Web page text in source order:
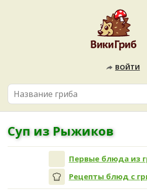
ВОЙТИ
Суп из Рыжиков
Первые блюда из
Рецепты блюд с